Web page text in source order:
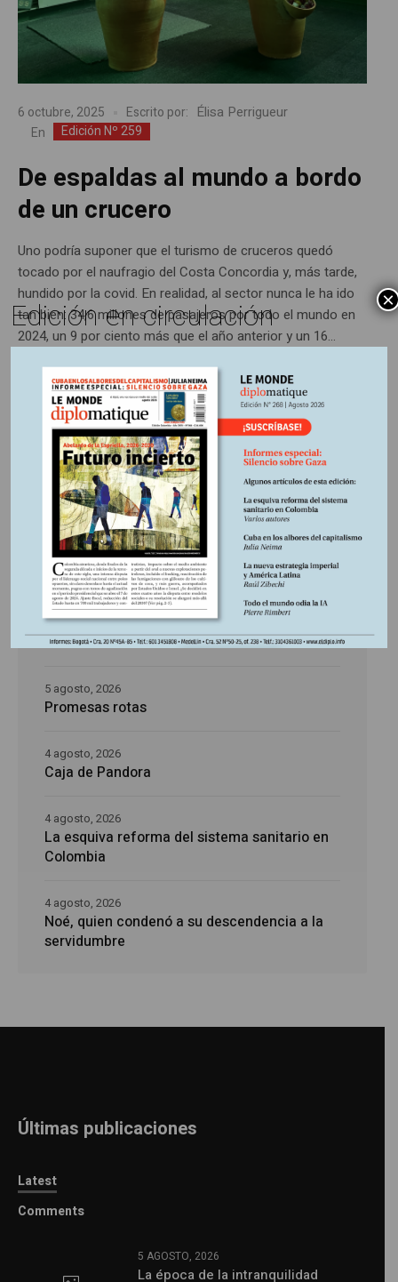
6 octubre, 2025 Escrito por: Élisa Perrigueur
En Edición Nº 259
De espaldas al mundo a bordo
de un crucero
Uno podría suponer que el turismo de cruceros quedó
tocado por el naufragio del Costa Concordia y, más tarde,
hundido por la covid. En realidad, al sector nunca le ha ido
tan bien: 34,6 millones de pasajeros por todo el mundo en
2024, un 9 por ciento más que el año anterior y un 16...
Últimas publicaciones
La época de la intranquilidad
5 agosto, 2026
Los amos del mundo
5 agosto, 2026
Promesas rotas
5 agosto, 2026
Caja de Pandora
4 agosto, 2026
La esquiva reforma del sistema sanitario en
Colombia
4 agosto, 2026
Noé, quien condenó a su descendencia a la
servidumbre
4 agosto, 2026
Últimas publicaciones
Latest
Comments
5 AGOSTO, 2026
La época de la intranquilidad
Edición en circulación ×